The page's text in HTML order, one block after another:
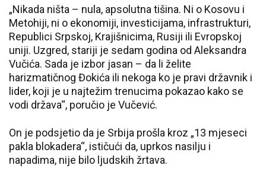
„Nikada ništa – nula, apsolutna tišina. Ni o Kosovu i
Metohiji, ni o ekonomiji, investicijama, infrastrukturi,
Republici Srpskoj, Krajišnicima, Rusiji ili Evropskoj
uniji. Uzgred, stariji je sedam godina od Aleksandra
Vučića. Sada je izbor jasan – da li želite
harizmatičnog Đokića ili nekoga ko je pravi državnik i
lider, koji je u najtežim trenucima pokazao kako se
vodi država“, poručio je Vučević.
On je podsjetio da je Srbija prošla kroz „13 mjeseci
pakla blokadera“, ističući da, uprkos nasilju i
napadima, nije bilo ljudskih žrtava.